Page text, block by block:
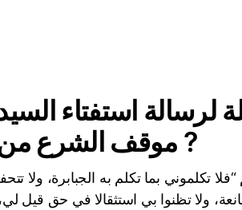
لرسالة استفتاء
موقف الشرع من التطبيع مع قائمة ?
تكلموني بما تكلم به الجبابرة، ولا
ولا تظنوا بي استثقالا في حق قيل